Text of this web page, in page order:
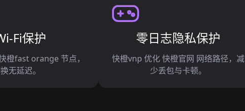
Fi保护
橙fast orange 节点，
无延迟。
零日志隐私保护
快橙vnp 优化 快橙官网 网络路径，减
少丢包与卡顿。